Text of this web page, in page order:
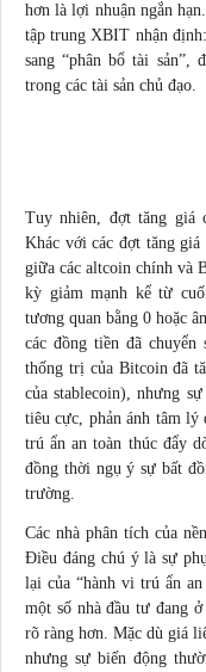
hơn làlợi nhuậnngắn
tập trung XBIT nhận
sang “phân bổ tài sản”,
trong các tài sản chủ đạo.
Tuy nhiên, đợt tăng giá
Khác với các đợt tăng
giữa các altcoin chính và
kỳ giảm mạnh kể từ
tương quan bằng 0 hoặc
các đồng tiền đã
thống trị của Bitcoin đã
của stablecoin), nhưng
tiêu cực, phản ánh tâm lý
trú ẩn an toàn thúc đẩy
đồng thời ngụ ý sự bất
trường.
Các nhà phân tích của
Điều đáng chú ý là sự
lại của “hành vi trú ẩn
một số nhà đầu tư đang
rõ ràng hơn. Mặc dù giá
nhưng sự biến động